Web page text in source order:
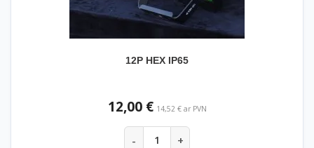
12P HEX IP65
12,00 € 14,52 € ar PVN
- +